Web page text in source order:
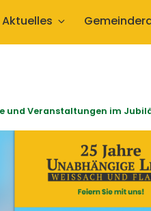
Aktuelles
und Veranstaltungen im